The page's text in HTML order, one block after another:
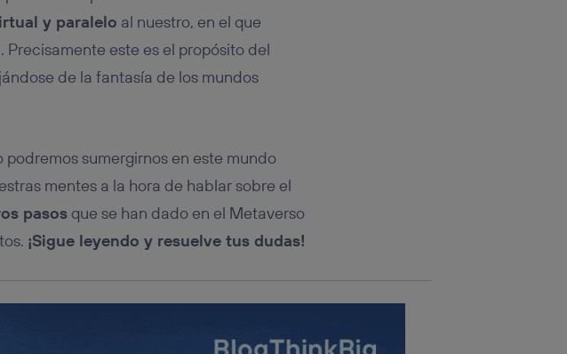
y paralelo al nuestro, en el que
este es el propósito del
de la fantasía de los mundos
podremos sumergirnos en este mundo
mentes a la hora de hablar sobre el
pasosque se han dado en el Metaverso
¡Sigue leyendo y resuelve tus dudas!
recibirá el mismo identificador.
Wi-Fi), el marketing o análisis se
de los miembros del hogar que
“Administrar Utiq” en la parte
privacidad de Utiq (“consenthub”)
de Utiq .